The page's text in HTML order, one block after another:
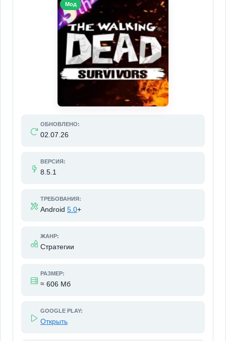
ОБНОВЛЕНО:
02.07.26
ВЕРСИЯ:
8.5.1
ТРЕБОВАНИЯ:
Android 5.0+
ЖАНР:
Стратегии
РАЗМЕР:
≈ 606 Мб
GOOGLE PLAY:
Открыть
Мод